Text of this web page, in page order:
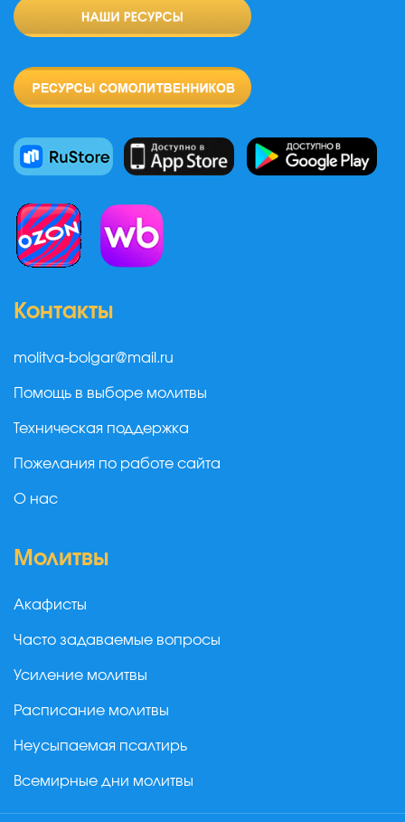
Контакты
molitva-bolgar@mail.ru
Помощь в выборе молитвы
Техническая поддержка
Пожелания по работе сайта
О нас
Молитвы
Акафисты
Часто задаваемые вопросы
Усиление молитвы
Расписание молитвы
Неусыпаемая псалтирь
Всемирные дни молитвы